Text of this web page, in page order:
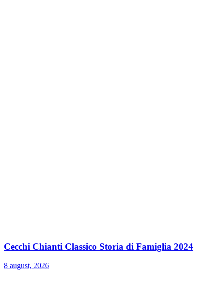
Cecchi Chianti Classico Storia di Famiglia 2024
8 august, 2026